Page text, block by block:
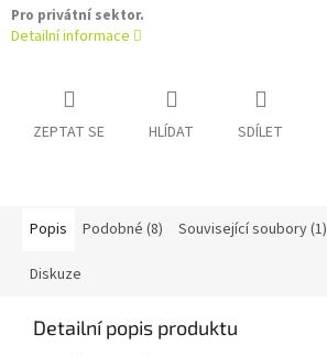
Pro privátní sektor.
Detailní informace
ZEPTAT SE HLÍDAT SDÍLET
Popis Podobné (8) Související soubory (1)
Diskuze
Detailní popis produktu